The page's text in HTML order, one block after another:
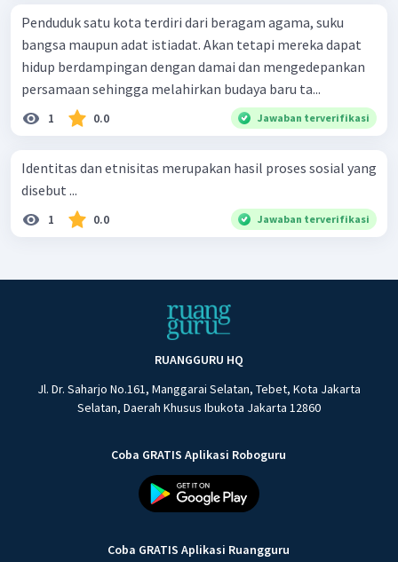
Penduduk satu kota terdiri dari beragam agama, suku
bangsa maupun adat istiadat. Akan tetapi mereka dapat
hidup berdampingan dengan damai dan mengedepankan
persamaan sehingga melahirkan budaya baru ta...
1 0.0 Jawaban terverifikasi
Identitas dan etnisitas merupakan hasil proses sosial yang
disebut ...
1 0.0 Jawaban terverifikasi
RUANGGURU HQ
Jl. Dr. Saharjo No.161, Manggarai Selatan, Tebet, Kota Jakarta
Selatan, Daerah Khusus Ibukota Jakarta 12860
Coba GRATIS Aplikasi Roboguru
Coba GRATIS Aplikasi Ruangguru